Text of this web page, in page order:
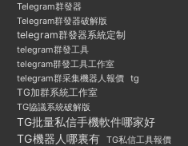
Telegram群發器
Telegram群發器破解版
telegram群發器系統定制
telegram群發工具
telegram群發工具工作室
telegram群采集機器人報價 tg
TG加群系統工作室
TG協議系統破解版
TG批量私信手機軟件哪家好
TG機器人哪裏有
TG私信工具報價